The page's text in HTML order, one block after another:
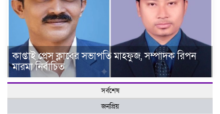
কাপ্তাই প্রেস ক্লাবের সভাপতি মাহফুজ, সম্পাদক রিপন
মারমা নির্বাচিত
সর্বশেষ
জনপ্রিয়